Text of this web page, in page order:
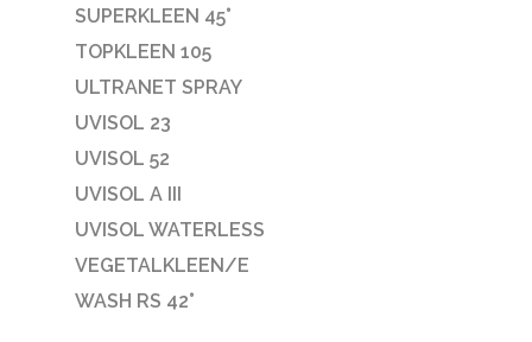
SUPERKLEEN 45°
TOPKLEEN 105
ULTRANET SPRAY
UVISOL 23
UVISOL 52
UVISOL A III
UVISOL WATERLESS
VEGETALKLEEN/E
WASH RS 42°